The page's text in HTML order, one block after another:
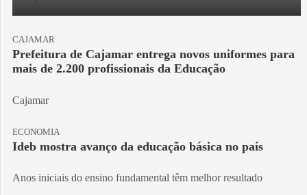
CAJAMAR
Prefeitura de Cajamar entrega novos uniformes para
mais de 2.200 profissionais da Educação
Cajamar
ECONOMIA
Ideb mostra avanço da educação básica no país
Anos iniciais do ensino fundamental têm melhor resultado